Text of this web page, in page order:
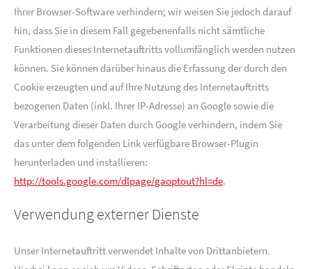
Ihrer Browser-Software verhindern; wir weisen Sie jedoch darauf
hin, dass Sie in diesem Fall gegebenenfalls nicht sämtliche
Funktionen dieses Internetauftritts vollumfänglich werden nutzen
können. Sie können darüber hinaus die Erfassung der durch den
Cookie erzeugten und auf Ihre Nutzung des Internetauftritts
bezogenen Daten (inkl. Ihrer IP-Adresse) an Google sowie die
Verarbeitung dieser Daten durch Google verhindern, indem Sie
das unter dem folgenden Link verfügbare Browser-Plugin
herunterladen und installieren:
http://tools.google.com/dlpage/gaoptout?hl=de.
Verwendung externer Dienste
Unser Internetauftritt verwendet Inhalte von Drittanbietern.